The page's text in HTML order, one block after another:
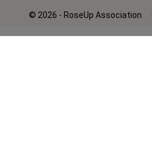
© 2026 - RoseUp Association